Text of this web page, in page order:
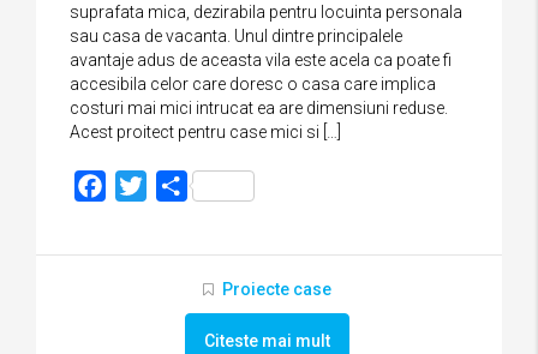
suprafata mica, dezirabila pentru locuinta personala
sau casa de vacanta. Unul dintre principalele
avantaje adus de aceasta vila este acela ca poate fi
accesibila celor care doresc o casa care implica
costuri mai mici intrucat ea are dimensiuni reduse.
Acest proitect pentru case mici si […]
Facebook
TwitterPartajează
Proiecte case
Citeste mai mult